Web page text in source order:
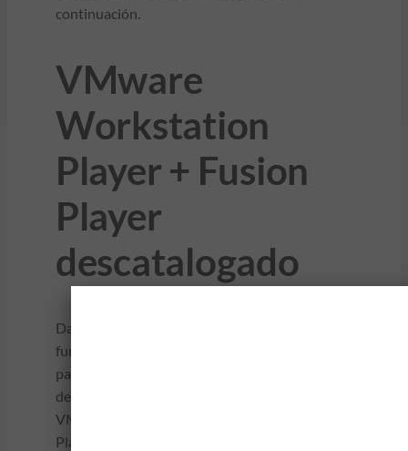
continuación.
VMware
Workstation
Player + Fusion
Player
descatalogado
Dado que nuestros productos Pro con todas las
funciones son gratuitos para uso personal y de
pago para uso comercial, estamos
descontinuando sus contrapartes menores
VMware Workstation Player y VMware Fusion
Player. En este momento ya no estarán